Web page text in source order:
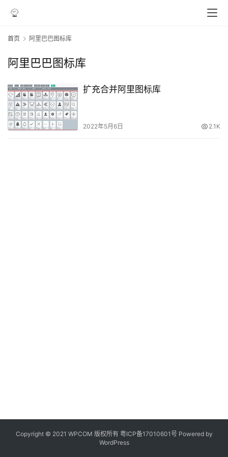
首页 阿里巴巴图标库
阿里巴巴图标库
扩充合并阿里图标库
2022年5月6日 2.1K
Copyright © 2021 WPCOM 版权所有 粤ICP备17010601号 Powered by
WordPress